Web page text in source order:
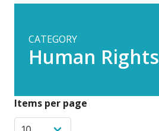
CATEGORY
Human Rights
Items per page